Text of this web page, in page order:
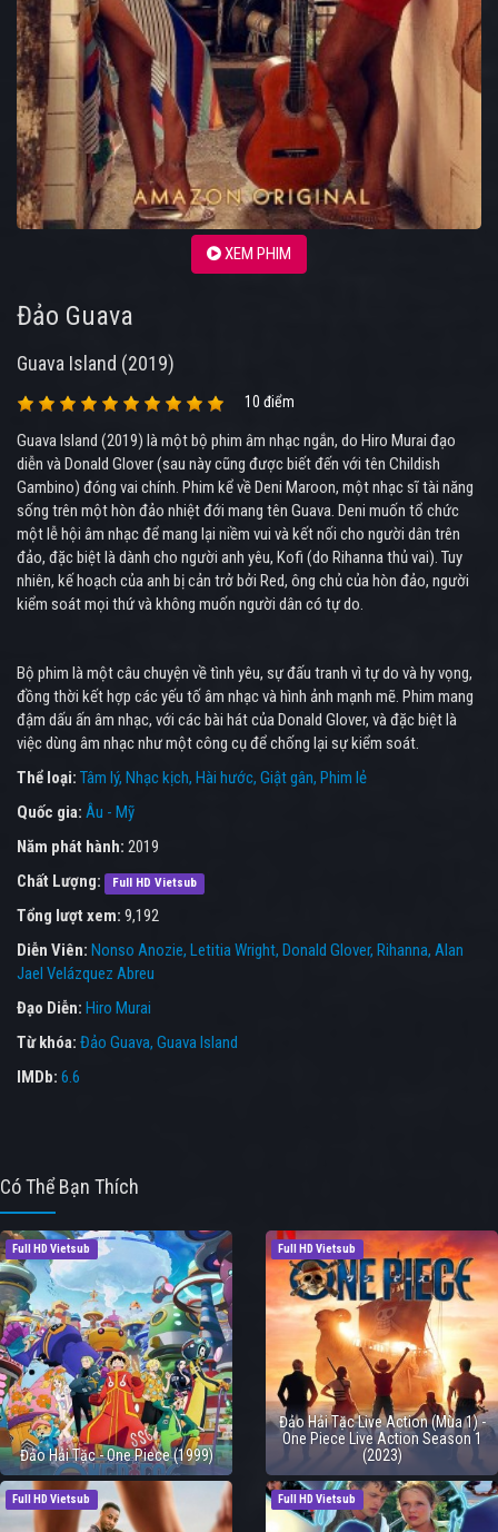
XEM PHIM
Đảo Guava
Guava Island (2019)
10 điểm
Guava Island (2019) là một bộ phim âm nhạc ngắn, do Hiro Murai đạo
diễn và Donald Glover (sau này cũng được biết đến với tên Childish
Gambino) đóng vai chính. Phim kể về Deni Maroon, một nhạc sĩ tài năng
sống trên một hòn đảo nhiệt đới mang tên Guava. Deni muốn tổ chức
một lễ hội âm nhạc để mang lại niềm vui và kết nối cho người dân trên
đảo, đặc biệt là dành cho người anh yêu, Kofi (do Rihanna thủ vai). Tuy
nhiên, kế hoạch của anh bị cản trở bởi Red, ông chủ của hòn đảo, người
kiểm soát mọi thứ và không muốn người dân có tự do.
Bộ phim là một câu chuyện về tình yêu, sự đấu tranh vì tự do và hy vọng,
đồng thời kết hợp các yếu tố âm nhạc và hình ảnh mạnh mẽ. Phim mang
đậm dấu ấn âm nhạc, với các bài hát của Donald Glover, và đặc biệt là
việc dùng âm nhạc như một công cụ để chống lại sự kiểm soát.
Thể loại: Tâm lý Nhạc kịch Hài hước Giật gân Phim lẻ
Quốc gia: Âu - Mỹ
Năm phát hành: 2019
Chất Lượng:
Full HD Vietsub
Tổng lượt xem: 9,192
Diễn Viên: Nonso Anozie Letitia Wright Donald Glover Rihanna Alan
Jael Velázquez Abreu
Đạo Diễn: Hiro Murai
Từ khóa: Đảo Guava, Guava Island
IMDb: 6.6
Có Thể Bạn Thích
Full HD Vietsub
Đảo Hải Tặc - One Piece (1999)
Full HD Vietsub
Đảo Hải Tặc Live Action (Mùa 1) -
One Piece Live Action Season 1
(2023)
Full HD Vietsub Full HD Vietsub